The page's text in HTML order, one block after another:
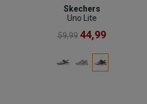
Skechers
Uno Lite
59,99 44,99